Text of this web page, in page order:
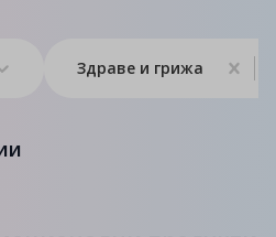
Здраве и грижа